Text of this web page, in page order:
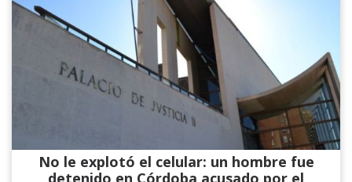
No le explotó el celular: un hombre fue
detenido en Córdoba acusado por el